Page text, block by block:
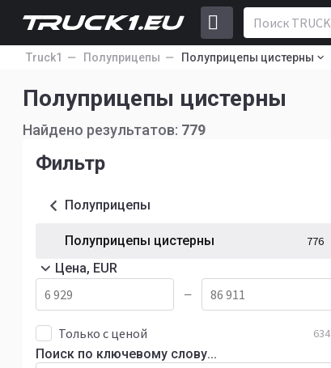
Truck1 Полуприцепы Полуприцепы цистерны
Полуприцепы цистерны
Найдено результатов: 779
Фильтр
Полуприцепы
Полуприцепы цистерны 776
Цена, EUR
—
Только с ценой 634
Поиск по ключевому слову...